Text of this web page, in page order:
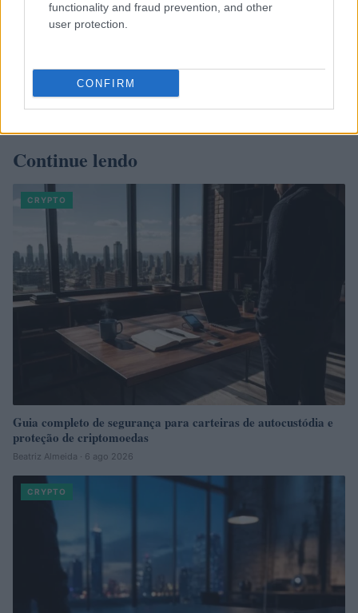
functionality and fraud prevention, and other
user protection.
CONFIRM
Continue lendo
CRYPTO
Guia completo de segurança para carteiras de autocustódia e
proteção de criptomoedas
Beatriz Almeida · 6 ago 2026
CRYPTO